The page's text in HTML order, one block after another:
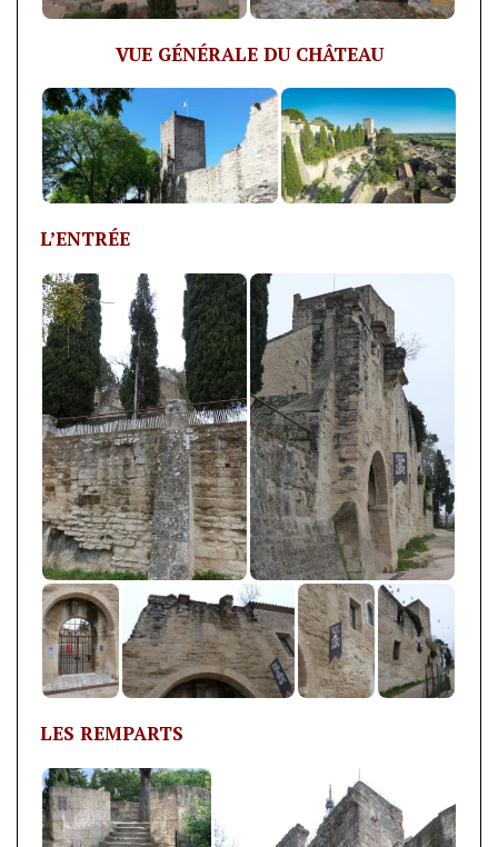
VUE GÉNÉRALE DU CHÂTEAU
L’ENTRÉE
LES REMPARTS